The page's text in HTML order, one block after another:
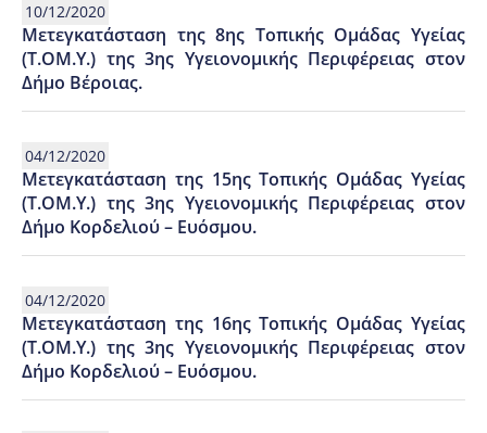
10/12/2020
Μετεγκατάσταση της 8ης Τοπικής Ομάδας Υγείας
(Τ.ΟΜ.Υ.) της 3ης Υγειονομικής Περιφέρειας στον
Δήμο Βέροιας.
04/12/2020
Μετεγκατάσταση της 15ης Τοπικής Ομάδας Υγείας
(Τ.ΟΜ.Υ.) της 3ης Υγειονομικής Περιφέρειας στον
Δήμο Kορδελιού – Ευόσμου.
04/12/2020
Μετεγκατάσταση της 16ης Τοπικής Ομάδας Υγείας
(Τ.ΟΜ.Υ.) της 3ης Υγειονομικής Περιφέρειας στον
Δήμο Kορδελιού – Ευόσμου.